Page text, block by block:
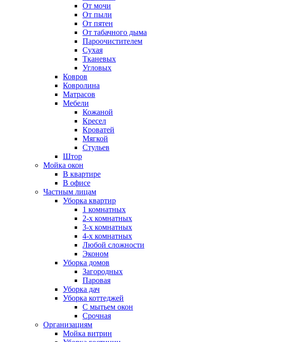
От мочи
От пыли
От пятен
От табачного дыма
Пароочистителем
Сухая
Тканевых
Угловых
Ковров
Ковролина
Матрасов
Мебели
Кожаной
Кресел
Кроватей
Мягкой
Стульев
Штор
Мойка окон
В квартире
В офисе
Частным лицам
Уборка квартир
1 комнатных
2-х комнатных
3-х комнатных
4-х комнатных
Любой сложности
Эконом
Уборка домов
Загородных
Паровая
Уборка дач
Уборка коттеджей
С мытьем окон
Срочная
Организациям
Мойка витрин